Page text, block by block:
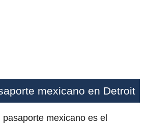
mexicano en Detroit
mexicano es el